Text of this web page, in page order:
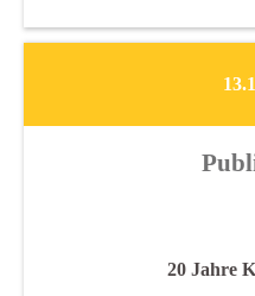
20 Jahre